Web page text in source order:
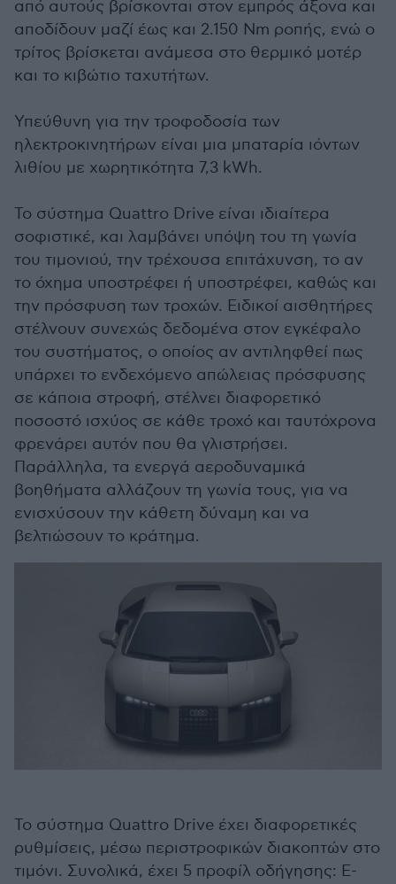
από αυτούς βρίσκονται στον εμπρός άξονα και
αποδίδουν μαζί έως και 2.150 Nm ροπής, ενώ ο
τρίτος βρίσκεται ανάμεσα στο θερμικό μοτέρ
και το κιβώτιο ταχυτήτων.
Υπεύθυνη για την τροφοδοσία των
ηλεκτροκινητήρων είναι μια μπαταρία ιόντων
λιθίου με χωρητικότητα 7,3 kWh.
Το σύστημα Quattro Drive είναι ιδιαίτερα
σοφιστικέ, και λαμβάνει υπόψη του τη γωνία
του τιμονιού, την τρέχουσα επιτάχυνση, το αν
το όχημα υποστρέφει ή υποστρέφει, καθώς και
την πρόσφυση των τροχών. Ειδικοί αισθητήρες
στέλνουν συνεχώς δεδομένα στον εγκέφαλο
του συστήματος, ο οποίος αν αντιληφθεί πως
υπάρχει το ενδεχόμενο απώλειας πρόσφυσης
σε κάποια στροφή, στέλνει διαφορετικό
ποσοστό ισχύος σε κάθε τροχό και ταυτόχρονα
φρενάρει αυτόν που θα γλιστρήσει.
Παράλληλα, τα ενεργά αεροδυναμικά
βοηθήματα αλλάζουν τη γωνία τους, για να
ενισχύσουν την κάθετη δύναμη και να
βελτιώσουν το κράτημα.
Το σύστημα Quattro Drive έχει διαφορετικές
ρυθμίσεις, μέσω περιστροφικών διακοπτών στο
τιμόνι. Συνολικά, έχει 5 προφίλ οδήγησης: E-